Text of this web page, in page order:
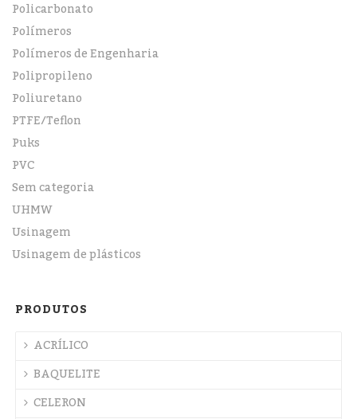
Policarbonato
Polímeros
Polímeros de Engenharia
Polipropileno
Poliuretano
PTFE/Teflon
Puks
PVC
Sem categoria
UHMW
Usinagem
Usinagem de plásticos
PRODUTOS
ACRÍLICO
BAQUELITE
CELERON